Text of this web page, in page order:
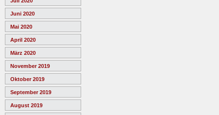
Juni 2020
Mai 2020
April 2020
März 2020
November 2019
Oktober 2019
September 2019
August 2019